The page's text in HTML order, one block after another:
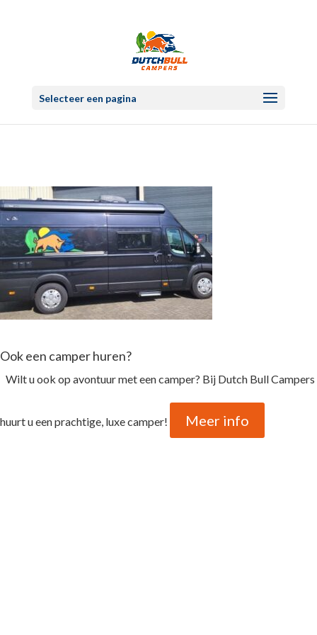
Selecteer een pagina
Ook een camper huren?
Wilt u ook op avontuur met een camper? Bij Dutch Bull Campers
huurt u een prachtige, luxe camper! Meer info